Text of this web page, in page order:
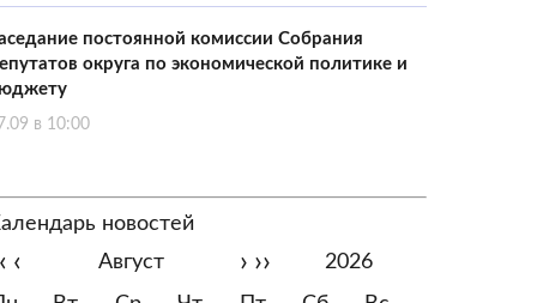
постоянной комиссии Собрания
округа по экономической политике и
в 10:00
новостей
‹ Август › ››
2026